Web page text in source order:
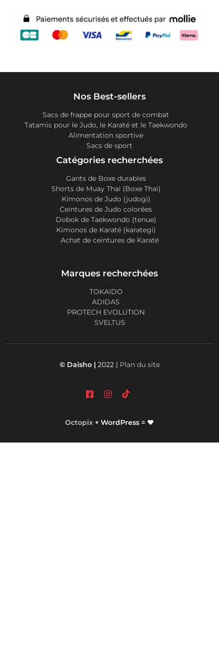
Nos Best-sellers
Sacs de frappe pour sport de combat
Tatamis pour le Judo, le Karaté et le Taekwondo
Alimentation sportive
Sacs de sport
Catégories recherchées
Gants de Boxe durables
Shorts de Muay Thai (Boxe Thai)
Kimonos de Judo (judogi)
Ceintures de Judo colorées
Dobok de Taekwondo (tenue)
Kimonos de Karaté (karategi)
Achat de ceintures de Karaté
Marques recherchées
TOKAIDO
ADIDAS
PROTECH EVOLUTION
SVELTUS
© Daisho | 2022 | Plan du site
Octopix + WordPress = ❤